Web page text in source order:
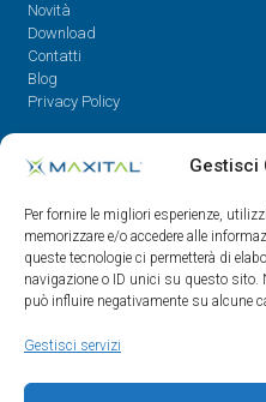
Gestisci
Per fornire le migliori esperienze,
memorizzare e/o accedere alle
queste tecnologie ci permetterà di
navigazione o ID unici su questo sito.
può influire negativamente su alcune
Gestisci servizi
Novità
Download
Contatti
Blog
Privacy Policy
Contatti
08.30 - 12.30 / 14 - 18
0522/909701
0522/909748